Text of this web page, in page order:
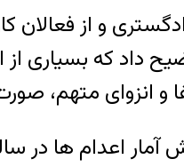
و از فعالان
داد که بسیاری
آمار اعدام ها